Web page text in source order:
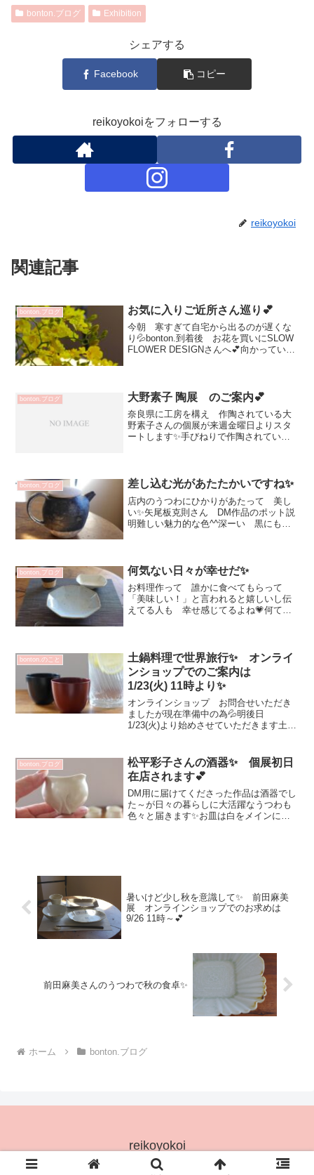
bonton.ブログ Exhibition
シェアする
Facebook コピー
reikoyokoiをフォローする
reikoyokoi
関連記事
bonton.ブログ お気に入りご近所さん巡り💕
今朝 寒すぎて自宅から出るのが遅くな
り💦bonton.到着後 お花を買いにSLOW
FLOWER DESIGNさんへ💕向かっている
ョ...
bonton.ブログ 大野素子 陶展 のご案内💕
奈良県に工房を構え 作陶されている大
野素子さんの個展が来週金曜日よりスタ
ートします✨手びねりで作陶されていま
かな？^^お花のオブジ...
bonton.ブログ 差し込む光があたたかいですね✨
店内のうつわにひかりがあたって 美し
い✨矢尾板克則さん DM作品のポット説
明難しい魅力的な色^^深ーい 黒にも見
品 続けて到着皆さまに...
bonton.ブログ 何気ない日々が幸せだ✨
お料理作って 誰かに食べてもらって
「美味しい！」と言われると嬉しいし伝
えてる人も 幸せ感じてるよね💗何てこ
年末で時間早まってた(-...
bonton.のこと
土鍋料理で世界旅行✨ オンライ
ンショップでのご案内は
1/23(火) 11時より✨
オンラインショップ お問合せいただき
ましたが現在準備中の為💦明後日
1/23(火)より始めさせていただきます土鍋
鍋料理があって楽しそう～お家にないタ
イプ 高さがある土鍋...
bonton.ブログ
松平彩子さんの酒器✨ 個展初日
在店されます💕
DM用に届けてくださった作品は酒器でし
た～が日々の暮らしに大活躍なうつわも
色々と届きます✨お皿は白をメインに
暑いけど少し秋を意識して✨ 前田麻美
展 オンラインショップでのお求めは
9/26 11時～💕
前田麻美さんのうつわで秋の食卓✨
ホーム bonton.ブログ
reikoyokoi
© 2025 reikoyokoi.